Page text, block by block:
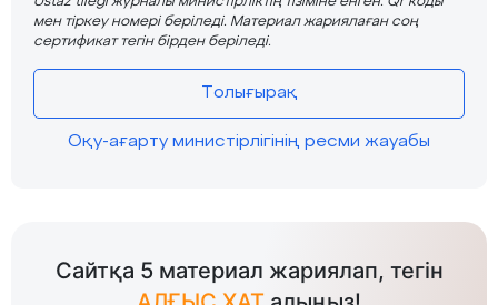
мен тіркеу номері беріледі. Материал жариялаған соң
сертификат тегін бірден беріледі.
Толығырақ
Оқу-ағарту министірлігінің ресми жауабы
Сайтқа 5 материал жариялап, тегін